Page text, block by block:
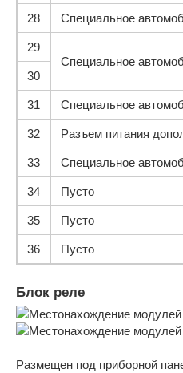
28 Специальное
29
Специальное
30
31 Специальное
32 Разъем питания
33 Специальное
34 Пусто
35 Пусто
36 Пусто
Блок реле
Размещен под приборной